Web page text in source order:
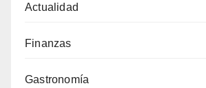
Actualidad
Finanzas
Gastronomía